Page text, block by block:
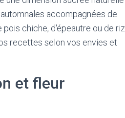
accompagnées de
chiche, d'épeautre ou de riz
recettes selon vos envies et
et fleur